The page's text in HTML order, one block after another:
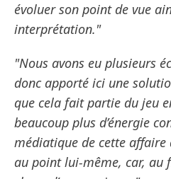
évoluer son point de vue
interprétation."
"Nous avons eu plusieurs
donc apporté ici une
que cela fait partie du jeu
beaucoup plus d’énergie
médiatique de cette affaire
au point lui-même, car, au